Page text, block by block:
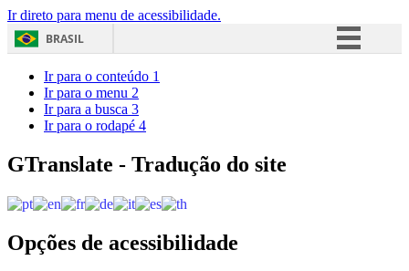
Ir direto para menu de acessibilidade.
BRASIL
Acesso à informação
Ir para o conteúdo 1
Ir para o menu 2
Ir para a busca 3
Ir para o rodapé 4
GTranslate - Tradução do site
Opções de acessibilidade